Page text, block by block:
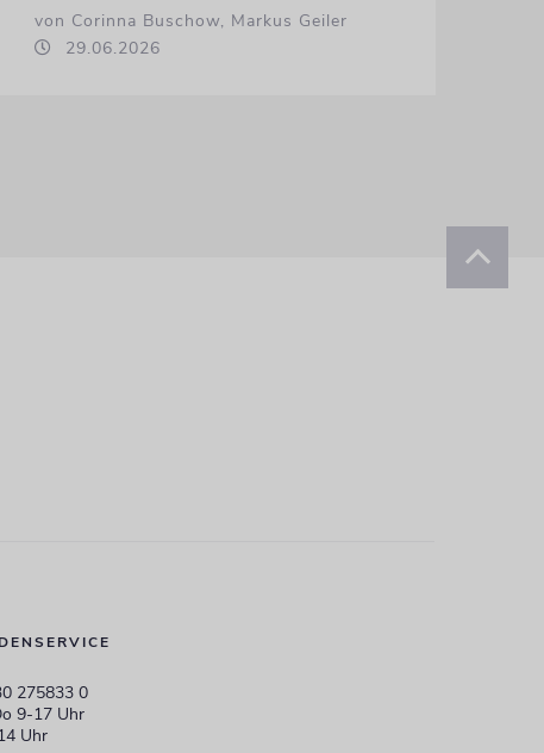
von Corinna Buschow, Markus Geiler
29.06.2026
275833 0
9-17 Uhr
Uhr